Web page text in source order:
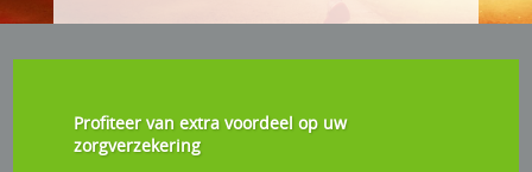
Profiteer van extra voordeel op uw
zorgverzekering